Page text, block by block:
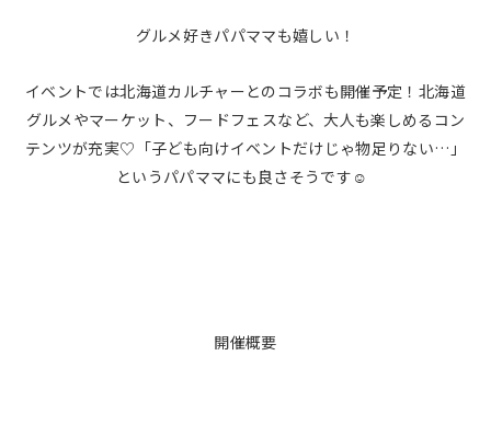
グルメ好きパパママも嬉しい！
イベントでは北海道カルチャーとのコラボも開催予定！北海道
グルメやマーケット、フードフェスなど、大人も楽しめるコン
テンツが充実♡「子ども向けイベントだけじゃ物足りない…」
というパパママにも良さそうです☺️
開催概要